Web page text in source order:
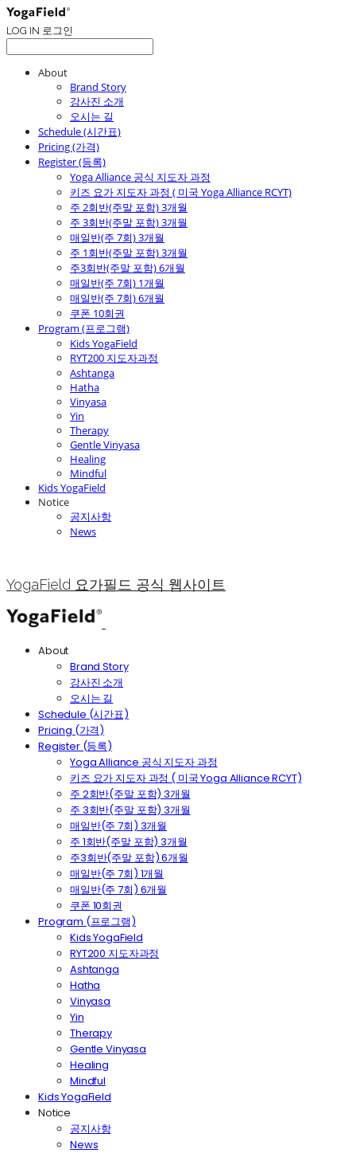
LOG IN 로그인
About
Brand Story
강사진 소개
오시는 길
Schedule (시간표)
Pricing (가격)
Register (등록)
Yoga Alliance 공식 지도자 과정
키즈 요가 지도자 과정 ( 미국 Yoga Alliance RCYT)
주 2회반(주말 포함) 3개월
주 3회반(주말 포함) 3개월
매일반(주 7회) 3개월
주 1회반(주말 포함) 3개월
주3회반(주말 포함) 6개월
매일반(주 7회) 1개월
매일반(주 7회) 6개월
쿠폰 10회권
Program (프로그램)
Kids YogaField
RYT200 지도자과정
Ashtanga
Hatha
Vinyasa
Yin
Therapy
Gentle Vinyasa
Healing
Mindful
Kids YogaField
Notice
공지사항
News
YogaField 요가필드 공식 웹사이트
About
Brand Story
강사진 소개
오시는 길
Schedule (시간표)
Pricing (가격)
Register (등록)
Yoga Alliance 공식 지도자 과정
키즈 요가 지도자 과정 ( 미국 Yoga Alliance RCYT)
주 2회반(주말 포함) 3개월
주 3회반(주말 포함) 3개월
매일반(주 7회) 3개월
주 1회반(주말 포함) 3개월
주3회반(주말 포함) 6개월
매일반(주 7회) 1개월
매일반(주 7회) 6개월
쿠폰 10회권
Program (프로그램)
Kids YogaField
RYT200 지도자과정
Ashtanga
Hatha
Vinyasa
Yin
Therapy
Gentle Vinyasa
Healing
Mindful
Kids YogaField
Notice
공지사항
News